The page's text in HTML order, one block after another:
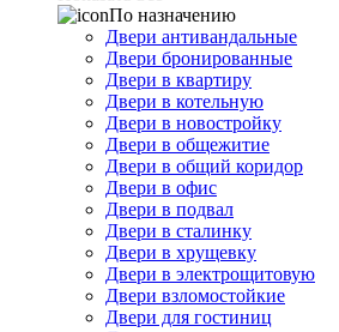
По назначению
Двери антивандальные
Двери бронированные
Двери в квартиру
Двери в котельную
Двери в новостройку
Двери в общежитие
Двери в общий коридор
Двери в офис
Двери в подвал
Двери в сталинку
Двери в хрущевку
Двери в электрощитовую
Двери взломостойкие
Двери для гостиниц